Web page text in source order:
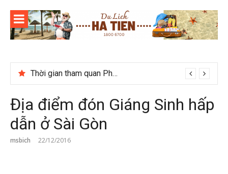
content
Tour du lịch Phú Quốc 3N3D: Hành trình khám phá đảo Ngọc
Thời gian tham quan Phong Nha Kẻ Bàng
Địa điểm đón Giáng Sinh hấp
dẫn ở Sài Gòn
msbich 22/12/2016